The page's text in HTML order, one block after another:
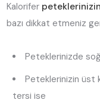
Kalorifer
bazı dikkat etmeniz
Peteklerinizde
Peteklerinizin üst
tersi ise